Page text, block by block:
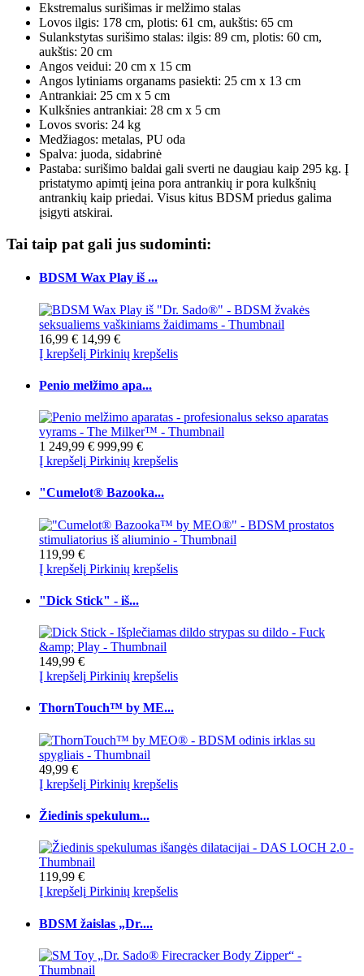
Ekstremalus surišimas ir melžimo stalas
Lovos ilgis: 178 cm, plotis: 61 cm, aukštis: 65 cm
Sulankstytas surišimo stalas: ilgis: 89 cm, plotis: 60 cm,
aukštis: 20 cm
Angos veidui: 20 cm x 15 cm
Angos lytiniams organams pasiekti: 25 cm x 13 cm
Antrankiai: 25 cm x 5 cm
Kulkšnies antrankiai: 28 cm x 5 cm
Lovos svoris: 24 kg
Medžiagos: metalas, PU oda
Spalva: juoda, sidabrinė
Pastaba: surišimo baldai gali sverti ne daugiau kaip 295 kg. Į
pristatymo apimtį įeina pora antrankių ir pora kulkšnių
antrankių kaip priedai. Visus kitus BDSM priedus galima
įsigyti atskirai.
Tai taip pat gali jus sudominti:
BDSM Wax Play iš ...
16,99 € 14,99 €
Į krepšelį Pirkinių krepšelis
Penio melžimo apa...
1 249,99 € 999,99 €
Į krepšelį Pirkinių krepšelis
"Cumelot® Bazooka...
119,99 €
Į krepšelį Pirkinių krepšelis
"Dick Stick" - iš...
149,99 €
Į krepšelį Pirkinių krepšelis
ThornTouch™ by ME...
49,99 €
Į krepšelį Pirkinių krepšelis
Žiedinis spekulum...
119,99 €
Į krepšelį Pirkinių krepšelis
BDSM žaislas „Dr....